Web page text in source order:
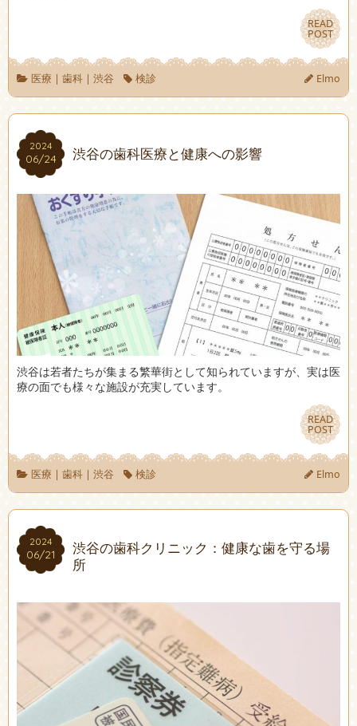
READ
POST
READ
POST
医療 | 歯科| 渋谷 検診 Elmo
2024
06/24
2024
06/24 渋谷の歯科医療と健康への影響
渋谷は若者たちが集まる繁華街として知られていますが、実は医
療の面でも様々な施設が充実しています。
READ
POST
READ
POST
医療 | 歯科| 渋谷 検診 Elmo
2024
06/21
2024
06/21
渋谷の歯科クリニック：健康な歯を守る場
所